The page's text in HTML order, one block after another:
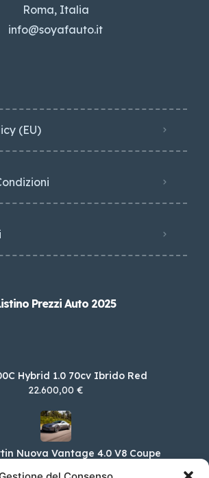
Roma, Italia
info@soyafauto.it
(EU)
Prezzi Auto 2025
Hybrid 1.0 70cv Ibrido Red
22.600,00 €
Nuova Vantage 4.0 V8 Coupe